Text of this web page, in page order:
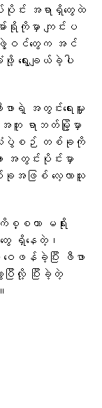
င်း အရာရှိတွေထဲ
ရိုကိုမှာ ကျင်းပ
ဖွဲ့ဝင်တွေက အင်
ေးချယ်ခဲ့ပါ
ရဲ့ အတွင်းရေးမှူး
ရာဘတ်မြို့မှာ
လုံးပွဲစဉ် တစ်ခုကို
အတွင်းပိုင်းမှာ
အဖြစ် လေ့လာသူ
စ္စဟာ မရိုး
ေ ရှိနေတဲ့၊
ဖန်ခဲ့ပြီး ဖီဖာ
ြီလို့ ပြီးခဲ့တဲ့